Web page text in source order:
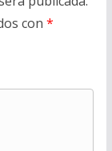
con *